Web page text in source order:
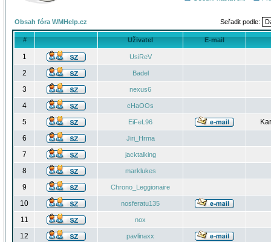
Obsah fóra WMHelp.cz Seřadit podle:
# Uživatel E-mail
1 UsiReV
2 Badel
3 nexus6
4 cHaOOs
5 EiFeL96
6
Jiri_Hrma
7 jacktalking
8 marklukes
9 Chrono_Leggionaire
10 nosferatu135
11 nox
12 pavlinaxx